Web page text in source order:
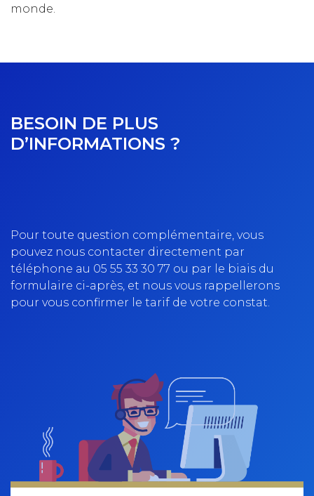
monde.
BESOIN DE PLUS
D’INFORMATIONS ?
Pour toute question complémentaire, vous
pouvez nous contacter directement par
téléphone au 05 55 33 30 77 ou par le biais du
formulaire ci-après, et nous vous rappellerons
pour vous confirmer le tarif de votre constat.